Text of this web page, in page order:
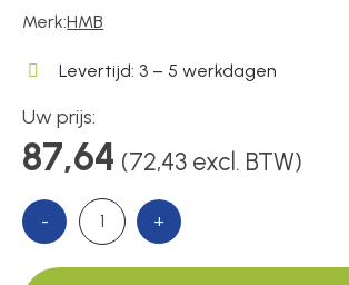
Over ons
Contact
Merk:HMB
Levertijd: 3 – 5 werkdagen
Uw prijs:
87,64 (72,43 excl. BTW)
- +